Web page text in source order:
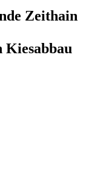
Zeithain
Kiesabbau